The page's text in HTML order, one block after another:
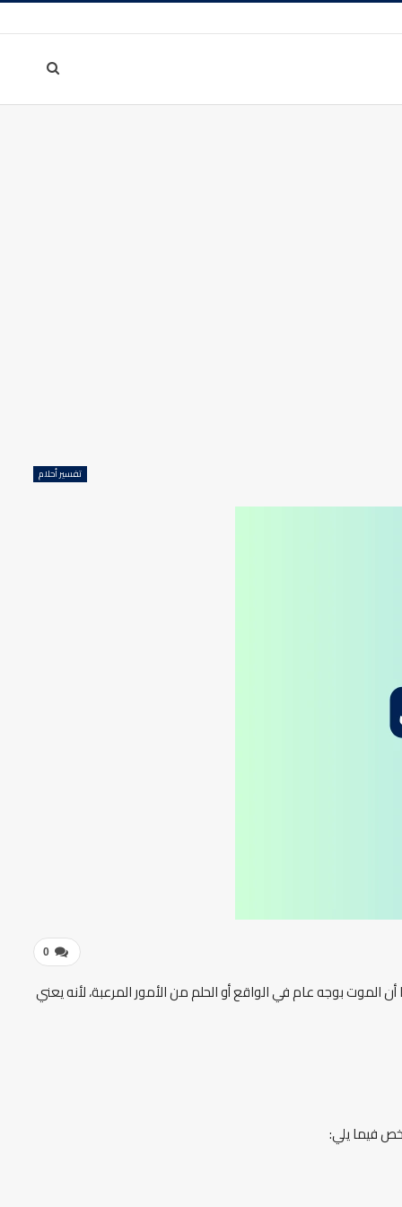
تفسير أحلام
0
الموت بوجه عام في الواقع أو الحلم من الأمور المرعبة، لأنه يعني
فيما يلي: